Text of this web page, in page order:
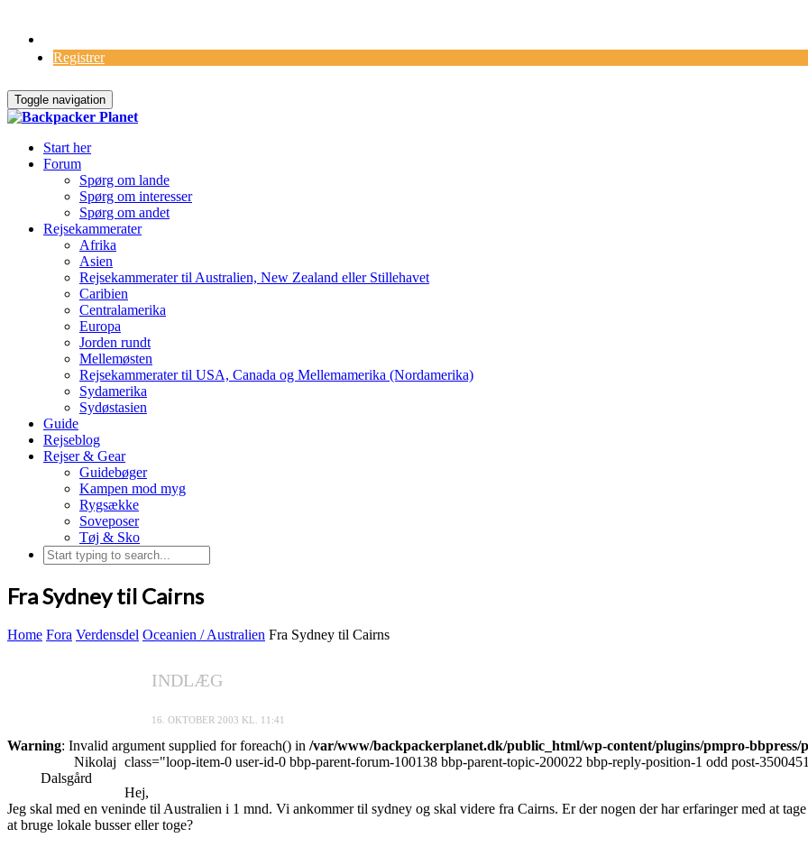
Registrer
Toggle navigation
Start her
Forum
Spørg om lande
Spørg om interesser
Spørg om andet
Rejsekammerater
Afrika
Asien
Rejsekammerater til Australien, New Zealand eller Stillehavet
Caribien
Centralamerika
Europa
Jorden rundt
Mellemøsten
Rejsekammerater til USA, Canada og Mellemamerika (Nordamerika)
Sydamerika
Sydøstasien
Guide
Rejseblog
Rejser & Gear
Guidebøger
Kampen mod myg
Rygsække
Soveposer
Tøj & Sko
Fra Sydney til Cairns
Home Fora Verdensdel Oceanien / Australien Fra Sydney til Cairns
INDLÆG
16. OKTOBER 2003 KL. 11:41
Warning: Invalid argument supplied for foreach() in /var/www/backpackerplanet.dk/public_html/wp-content/plugins/pmpro-bbpress/
class="loop-item-0 user-id-0 bbp-parent-forum-100138 bbp-parent-topic-200022 bbp-reply-position-1 odd post-
Nikolaj
Dalsgård
Hej,
Jeg skal med en veninde til Australien i 1 mnd. Vi ankommer til sydney og skal videre fra Cairns. Er der nogen der har erfaringer med at
at bruge lokale busser eller toge?